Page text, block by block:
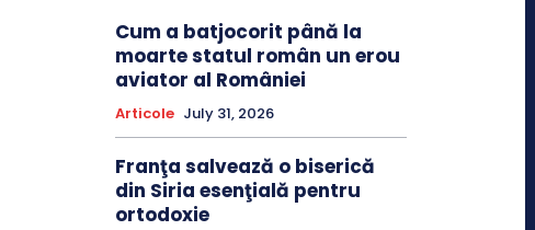
Cum a batjocorit până la
moarte statul român un erou
aviator al României
Articole July 31, 2026
Franţa salvează o biserică
din Siria esenţială pentru
ortodoxie